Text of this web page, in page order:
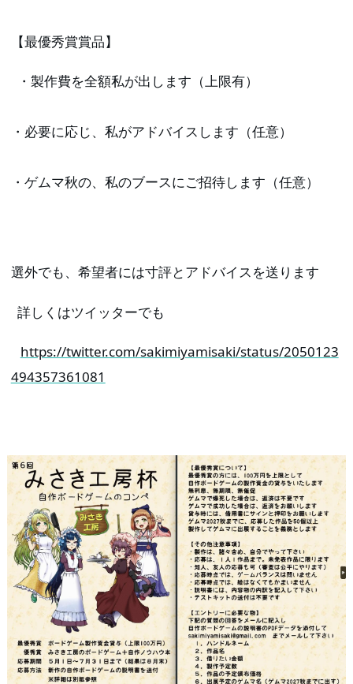
【最優秀賞賞品】
・製作費を全額私が出します（上限有）
・必要に応じ、私がアドバイスします（任意）
・ゲムマ秋の、私のブースにご招待します（任意）
選外でも、希望者には寸評とアドバイスを送ります
詳しくはツイッターでも
https://twitter.com/sakimiyamisaki/status/2050123
494357361081